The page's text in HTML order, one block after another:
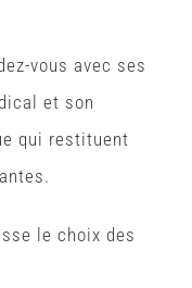
vous avec ses
et son
qui restituent
le choix des